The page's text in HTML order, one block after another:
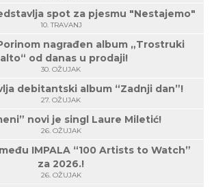
spot za pjesmu "Nestajemo"
10. TRAVANJ
nagrađen album „Trostruki
od danas u prodaji!
30. OŽUJAK
debitantski album “Zadnji dan”!
27. OŽUJAK
novi je singl Laure Miletić!
26. OŽUJAK
IMPALA “100 Artists to Watch”
za 2026.!
26. OŽUJAK